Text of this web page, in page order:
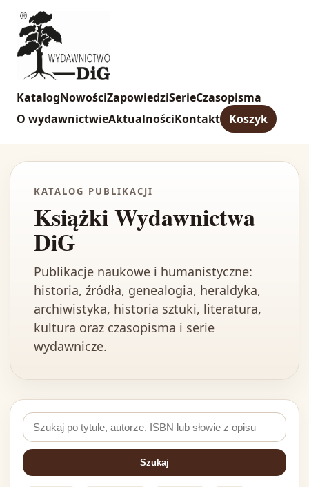
KatalogNowościZapowiedziSerieCzasopisma
O wydawnictwieAktualnościKontakt Koszyk
KATALOG PUBLIKACJI
Książki Wydawnictwa
DiG
Publikacje naukowe i humanistyczne:
historia, źródła, genealogia, heraldyka,
archiwistyka, historia sztuki, literatura,
kultura oraz czasopisma i serie
wydawnicze.
Szukaj